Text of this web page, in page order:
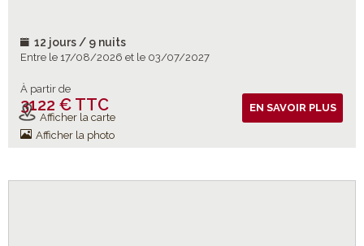
12 jours / 9 nuits
Entre le 17/08/2026 et le 03/07/2027
À partir de
3122 € TTC
Vols inclus
Afficher la carte
Afficher la photo
EN SAVOIR PLUS